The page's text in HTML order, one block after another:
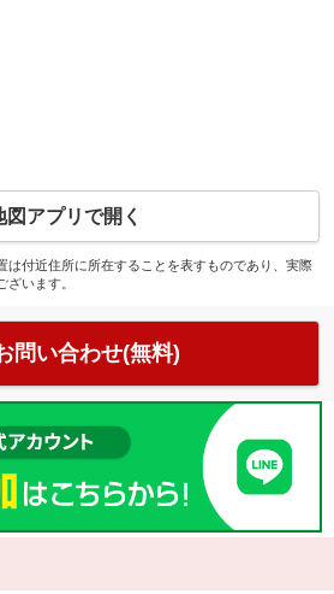
図アプリで開く
付近住所に所在することを表すものであり、実際
います。
問い合わせ(無料)